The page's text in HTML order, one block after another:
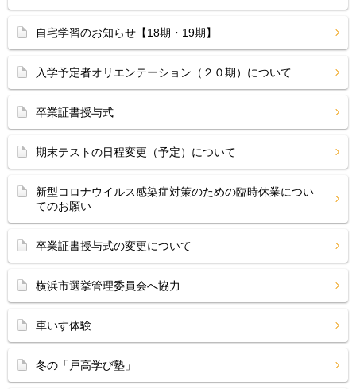
自宅学習のお知らせ【18期・19期】
入学予定者オリエンテーション（２０期）について
卒業証書授与式
期末テストの日程変更（予定）について
新型コロナウイルス感染症対策のための臨時休業につい
てのお願い
卒業証書授与式の変更について
横浜市選挙管理委員会へ協力
車いす体験
冬の「戸高学び塾」